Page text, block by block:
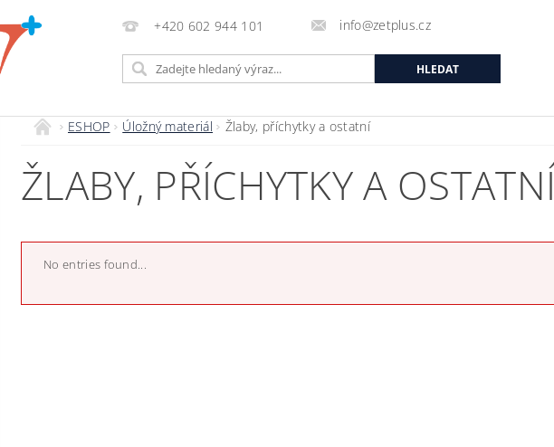
+420 602 944 101 info@zetplus.cz
ESHOP Úložný materiál Žlaby, příchytky a ostatní
ŽLABY, PŘÍCHYTKY A OSTATNÍ
No entries found...